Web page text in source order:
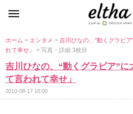
ホーム> エンタメ>吉川ひなの、“動くグラビ
れて幸せ」> 写真・詳細 3枚目
吉川ひなの、“動くグラビア”に
て言われて幸せ」
2010-08-17 10:00